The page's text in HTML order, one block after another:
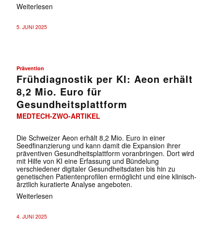
Weiterlesen
5. JUNI 2025
Prävention
Frühdiagnostik per KI: Aeon erhält
8,2 Mio. Euro für
Gesundheitsplattform
MEDTECH-ZWO-ARTIKEL
Die Schweizer Aeon erhält 8,2 Mio. Euro in einer
Seedfinanzierung und kann damit die Expansion ihrer
präventiven Gesundheitsplattform voranbringen. Dort wird
mit Hilfe von KI eine Erfassung und Bündelung
verschiedener digitaler Gesundheitsdaten bis hin zu
genetischen Patientenprofilen ermöglicht und eine klinisch-
ärztlich kuratierte Analyse angeboten.
Weiterlesen
4. JUNI 2025